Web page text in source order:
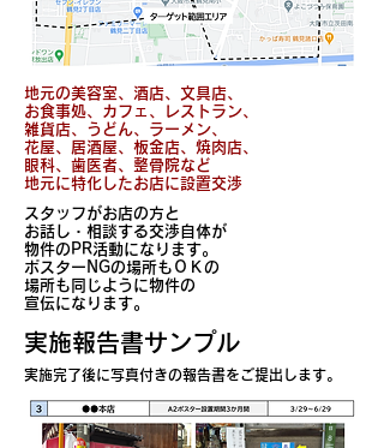
地元の美容室、酒店、文具店、
お食事処、カフェ、レストラン、
雑貨店、 うどん、ラーメン、
花屋、居酒屋、板金店、焼肉店、
眼科、歯医者、整骨院など
地元に特化したお店に設置交渉
スタッフがお店の方と
お話し・相談する交渉自体が
物件のPR活動になります。
ポスターNGの場所もＯＫの
場所も同じように物件の
宣伝になります。
​実施報告書サンプル
​実施完了後に写真付きの報告書をご提出します。